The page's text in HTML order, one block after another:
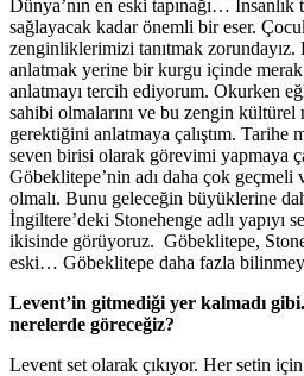
Dünya’nın en eski tapınağı… İnsanlık
sağlayacak kadar önemli bir eser.
zenginliklerimizi tanıtmak
anlatmak yerine bir kurgu içinde
anlatmayı tercih ediyorum. Okurken
sahibi olmalarını ve bu zengin kültürel
gerektiğini anlatmaya çalıştım. Tarihe
seven birisi olarak görevimi yapmaya
Göbeklitepe’nin adı daha çok
olmalı. Bunu geleceğin büyüklerine
İngiltere’deki Stonehenge adlı yapıyı
ikisinde görüyoruz. Göbeklitepe,
eski… Göbeklitepe daha fazla
Levent’in gitmediği yer kalmadı
nerelerde göreceğiz?
Levent set olarak çıkıyor. Her setin